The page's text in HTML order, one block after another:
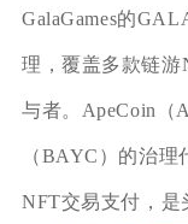
GalaGames的
理，覆盖多款链
与者。ApeCoin（
（BAYC）的治
NFT交易支付，是